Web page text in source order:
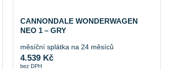
CANNONDALE WONDERWAGEN
NEO 1 – GRY
měsíční splátka na 24 měsíců
4.539 Kč
bez DPH